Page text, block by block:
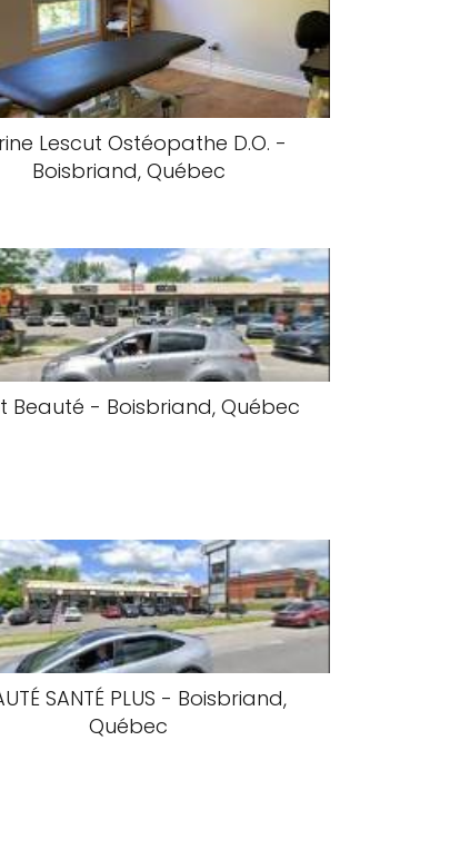
Lescut Ostéopathe D.O. -
Boisbriand, Québec
Beauté - Boisbriand, Québec
SANTÉ PLUS - Boisbriand,
Québec